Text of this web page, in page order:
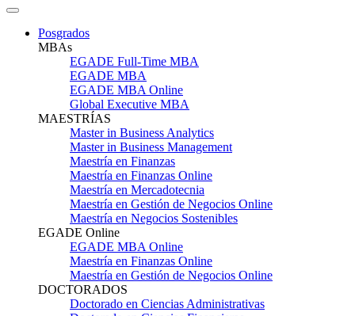
Posgrados
MBAs
EGADE Full-Time MBA
EGADE MBA
EGADE MBA Online
Global Executive MBA
MAESTRÍAS
Master in Business Analytics
Master in Business Management
Maestría en Finanzas
Maestría en Finanzas Online
Maestría en Mercadotecnia
Maestría en Gestión de Negocios Online
Maestría en Negocios Sostenibles
EGADE Online
EGADE MBA Online
Maestría en Finanzas Online
Maestría en Gestión de Negocios Online
DOCTORADOS
Doctorado en Ciencias Administrativas